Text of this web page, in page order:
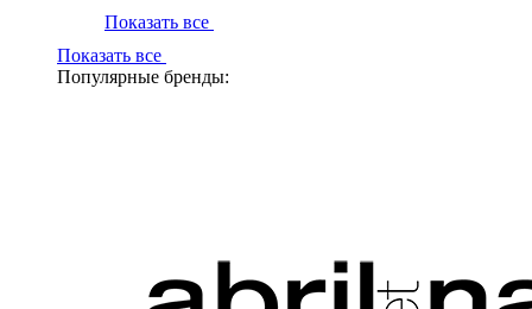
Показать все
Показать все
Популярные бренды: